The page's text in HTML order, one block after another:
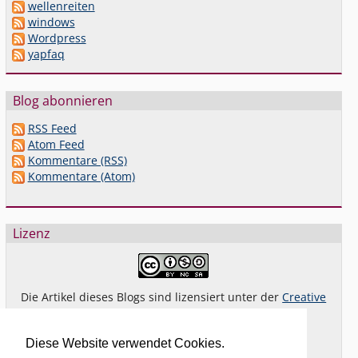
Diese Website verwendet Cookies.
wellenreiten
windows
Wordpress
yapfaq
Blog abonnieren
RSS Feed
Atom Feed
Kommentare (RSS)
Kommentare (Atom)
Lizenz
Die Artikel dieses Blogs sind lizensiert unter derCreative
Das giltnichtfür Bilder oder (andere) erkennbare